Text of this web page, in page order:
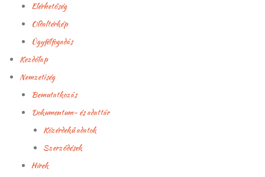
Elérhetőség
Oldaltérkép
Ügyfélfogadás
Kezdőlap
Nemzetiség
Bemutatkozás
Dokumentum- és adattár
Közérdekű adatok
Szerződések
Hírek